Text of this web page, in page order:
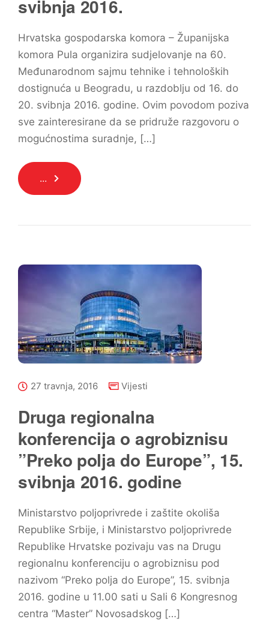
svibnja 2016.
Hrvatska gospodarska komora – Županijska
komora Pula organizira sudjelovanje na 60.
Međunarodnom sajmu tehnike i tehnoloških
dostignuća u Beogradu, u razdoblju od 16. do
20. svibnja 2016. godine. Ovim povodom poziva
sve zainteresirane da se pridruže razgovoru o
mogućnostima suradnje, […]
...
27 travnja, 2016 Vijesti
Druga regionalna
konferencija o agrobiznisu
”Preko polja do Europe”, 15.
svibnja 2016. godine
Ministarstvo poljoprivrede i zaštite okoliša
Republike Srbije, i Ministarstvo poljoprivrede
Republike Hrvatske pozivaju vas na Drugu
regionalnu konferenciju o agrobiznisu pod
nazivom “Preko polja do Europe”, 15. svibnja
2016. godine u 11.00 sati u Sali 6 Kongresnog
centra “Master” Novosadskog […]